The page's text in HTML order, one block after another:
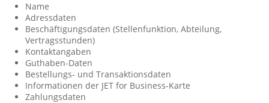
Name
Adressdaten
Beschäftigungsdaten (Stellenfunktion, Abteilung,
Vertragsstunden)
Kontaktangaben
Guthaben-Daten
Bestellungs- und Transaktionsdaten
Informationen der JET for Business-Karte
Zahlungsdaten